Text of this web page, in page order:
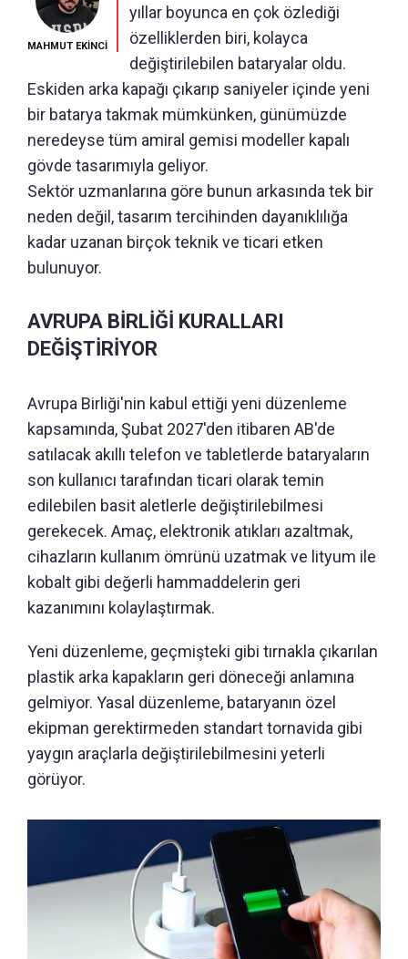
MAHMUT EKİNCİ
yıllar boyunca en çok özlediği
özelliklerden biri, kolayca
değiştirilebilen bataryalar oldu.
Eskiden arka kapağı çıkarıp saniyeler içinde yeni
bir batarya takmak mümkünken, günümüzde
neredeyse tüm amiral gemisi modeller kapalı
gövde tasarımıyla geliyor.
Sektör uzmanlarına göre bunun arkasında tek bir
neden değil, tasarım tercihinden dayanıklılığa
kadar uzanan birçok teknik ve ticari etken
bulunuyor.
AVRUPA BİRLİĞİ KURALLARI
DEĞİŞTİRİYOR
Avrupa Birliği'nin kabul ettiği yeni düzenleme
kapsamında, Şubat 2027'den itibaren AB'de
satılacak akıllı telefon ve tabletlerde bataryaların
son kullanıcı tarafından ticari olarak temin
edilebilen basit aletlerle değiştirilebilmesi
gerekecek. Amaç, elektronik atıkları azaltmak,
cihazların kullanım ömrünü uzatmak ve lityum ile
kobalt gibi değerli hammaddelerin geri
kazanımını kolaylaştırmak.
Yeni düzenleme, geçmişteki gibi tırnakla çıkarılan
plastik arka kapakların geri döneceği anlamına
gelmiyor. Yasal düzenleme, bataryanın özel
ekipman gerektirmeden standart tornavida gibi
yaygın araçlarla değiştirilebilmesini yeterli
görüyor.